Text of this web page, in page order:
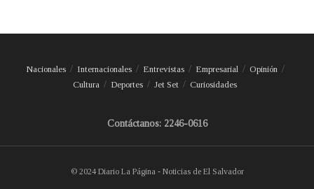
Nacionales Internacionales Entrevistas Empresarial
Opinión
Cultura
Deportes Jet Set Curiosidades
Contáctanos: 2246-0616
© 2024 Diario La Página - Noticias de El Salvador